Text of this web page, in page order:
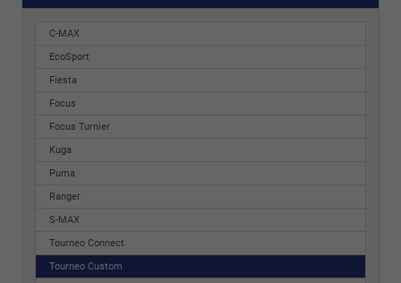
C-MAX
EcoSport
Fiesta
Focus
Focus Turnier
Kuga
Puma
Ranger
S-MAX
Tourneo Connect
Tourneo Custom